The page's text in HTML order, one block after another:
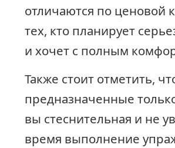
отличаются по ценовой
тех, кто планирует
и хочет с полным
Также стоит отметить,
предназначенные
вы стеснительная и не
время выполнение